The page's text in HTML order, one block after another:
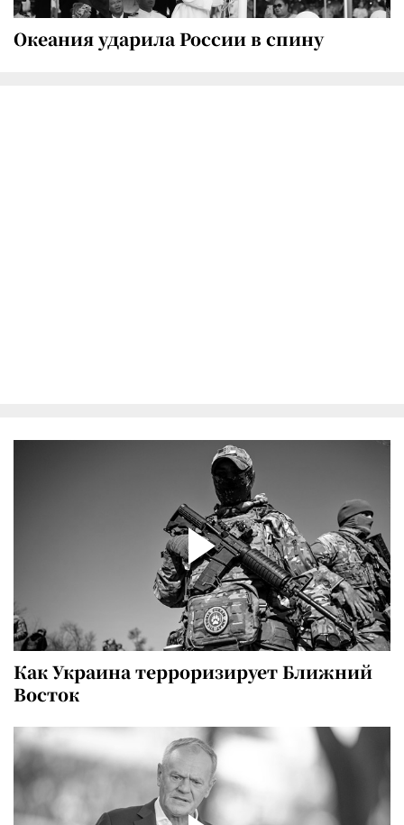
Океания ударила России в спину
Как Украина терроризирует Ближний
Восток